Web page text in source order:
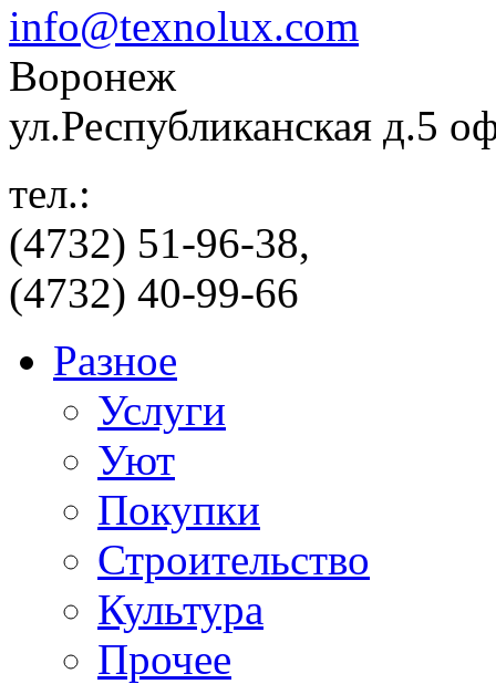
info@texnolux.com
Воронеж
ул.Республиканская д.5
тел.:
(4732) 51-96-38,
(4732) 40-99-66
Разное
Услуги
Уют
Покупки
Строительство
Культура
Прочее